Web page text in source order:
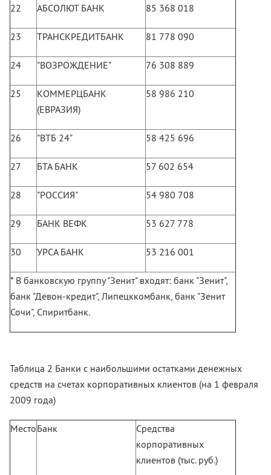
22 АБСОЛЮТ БАНК 85 368 018
23 ТРАНСКРЕДИТБАНК 81 778 090
24 "ВОЗРОЖДЕНИЕ" 76 308 889
25
КОММЕРЦБАНК
(ЕВРАЗИЯ)
58 986 210
26 "ВТБ 24" 58 425 696
27 БТА БАНК 57 602 654
28 "РОССИЯ" 54 980 708
29 БАНК ВЕФК 53 627 778
30 УРСА БАНК 53 216 001
* В банковскую группу "Зенит" входят: банк "Зенит",
банк "Девон-кредит", Липецккомбанк, банк "Зенит
Сочи", Спиритбанк.
Таблица 2 Банки с наибольшими остатками денежных
средств на счетах корпоративных клиентов (на 1 февраля
2009 года)
МестоБанк
Средства
корпоративных
клиентов (тыс. руб.)